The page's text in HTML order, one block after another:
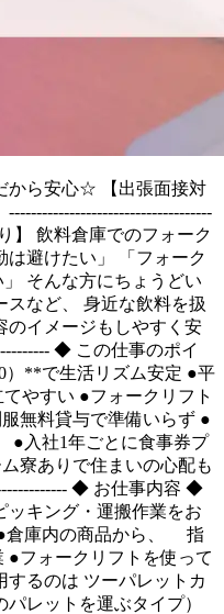
から安心☆ 【出張面接対
】 飲料倉庫でのフォーク
は避けたい」 「フォーク
そんな方にちょうどい
スなど、 身近な飲料を扱
のイメージもしやすく安
◆ この仕事のポイ
）**で生活リズム安定 ●平
やすい ●フォークリフト
無料貸与で準備いらず ●
●入社1年ごとに食事券プ
寮ありで住まいの心配も
◆ お仕事内容 ◆
ッキング・運搬作業をお
倉庫内の商品から、 指
●フォークリフトを使って
るのは ツーパレットカ
レットを運ぶタイプ）